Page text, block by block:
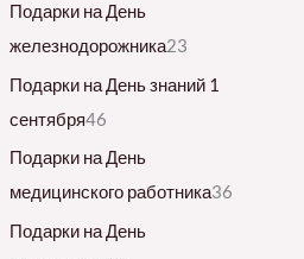
Подарки на День
железнодорожника23
Подарки на День знаний 1
сентября46
Подарки на День
медицинского работника36
Подарки на День